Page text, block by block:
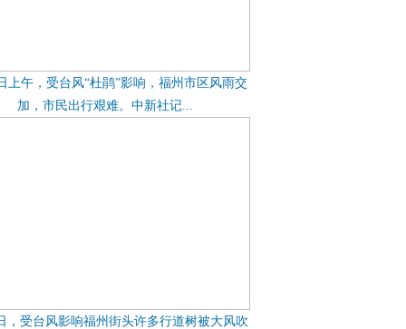
上午，受台风“杜鹃”影响，福州市区风雨交
加，市民出行艰难。中新社记...
，受台风影响福州街头许多行道树被大风吹